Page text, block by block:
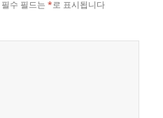
필수 필드는*로 표시됩니다